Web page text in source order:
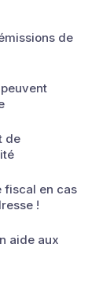
de
de
fiscal en cas
!
aide aux